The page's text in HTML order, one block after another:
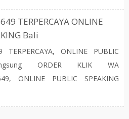
TERPERCAYA ONLINE
Bali
TERPERCAYA, ONLINE PUBLIC
ORDER KLIK WA
ONLINE PUBLIC SPEAKING